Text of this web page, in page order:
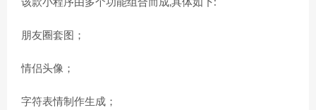
该款小程序由多个功能组合而成,具体如下:
朋友圈套图；
情侣头像；
字符表情制作生成；